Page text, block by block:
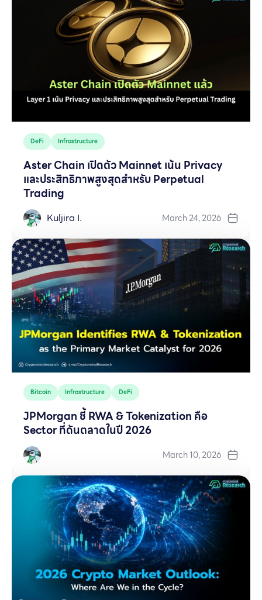
DeFi Infrastructure
Aster Chain เปิดตัว Mainnet เน้น Privacy
และประสิทธิภาพสูงสุดสำหรับ Perpetual
Trading
Kuljira I. March 24, 2026
Bitcoin Infrastructure DeFi
JPMorgan ชี้ RWA & Tokenization คือ
Sector ที่ดันตลาดในปี 2026
March 10, 2026